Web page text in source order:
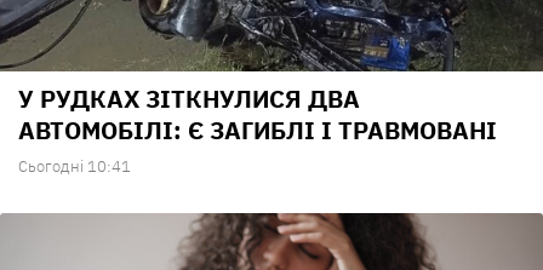
У РУДКАХ ЗІТКНУЛИСЯ ДВА
АВТОМОБІЛІ: Є ЗАГИБЛІ І ТРАВМОВАНІ
Сьогодні 10:41